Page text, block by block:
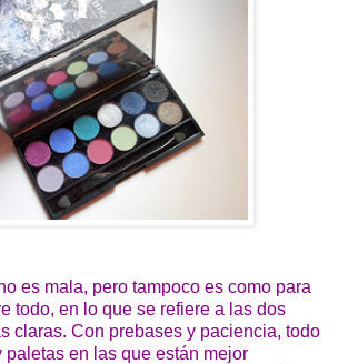
es mala, pero tampoco es como para
todo, en lo que se refiere a las dos
claras. Con prebases y paciencia, todo
paletas en las que están mejor